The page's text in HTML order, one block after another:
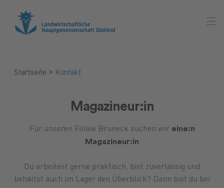
Startseite > Kontakt
Magazineur:in
Für unseren Filiale Bruneck suchen wir eine:n
Magazineur:in
Du arbeitest gerne praktisch, bist zuverlässig und
behältst auch im Lager den Überblick? Dann bist du bei